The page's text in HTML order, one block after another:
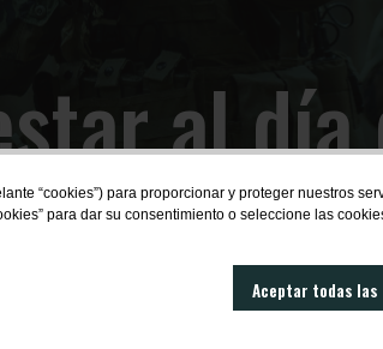
al día
SUBSCRIBIRME
“cookies”) para proporcionar y proteger nuestros
para dar su consentimiento o seleccione las
Aceptar todas las